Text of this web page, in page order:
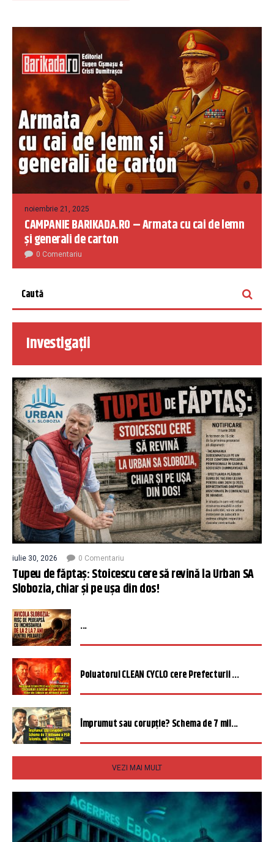
noiembrie 21, 2025
CAMPANIE BARIKADA.RO – Armata cu cai de lemn
și generali de carton
0 Comentariu
Investigații
iulie 30, 2026 0 Comentariu
Tupeu de făptaș: Stoicescu cere să revină la Urban SA
Slobozia, chiar și pe ușa din dos!
...
Poluatorul CLEAN CYCLO cere Prefecturii ...
Împrumut sau corupție? Schema de 7 mil...
VEZI MAI MULT